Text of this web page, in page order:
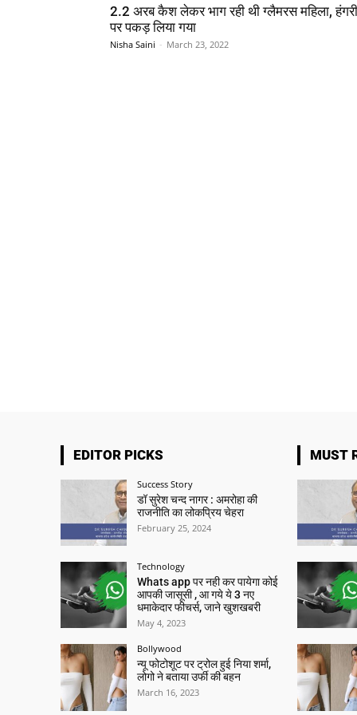
2.2 अरब कैश लेकर भाग रही थी ग्लैमरस महिला, हंगरी
पर पकड़ लिया गया
Nisha Saini - March 23, 2022
EDITOR PICKS
Success Story
डॉ सुरेश चन्द नागर : अमरोहा की
राजनीति का लोकप्रिय चेहरा
February 25, 2024
Technology
Whats app पर नही कर पायेगा कोई
आपकी जासूसी , आ गये ये 3 नए
धमाकेदार फीचर्स, जाने खुशखबरी
May 4, 2023
Bollywood
न्यू फोटोशूट पर ट्रोल हुई निया शर्मा,
लोगो ने बताया उर्फी की बहन
March 16, 2023
MUST